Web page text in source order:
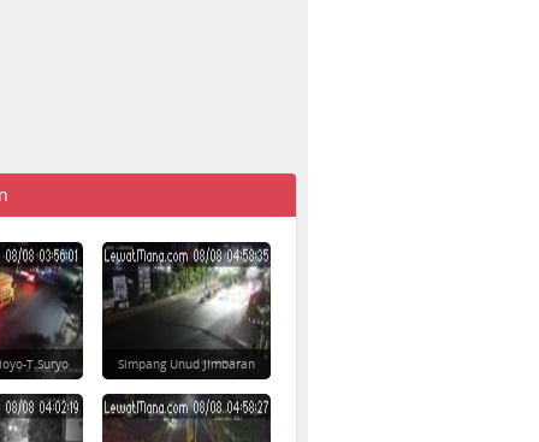
T.Suryo Simpang Unud Jimbaran